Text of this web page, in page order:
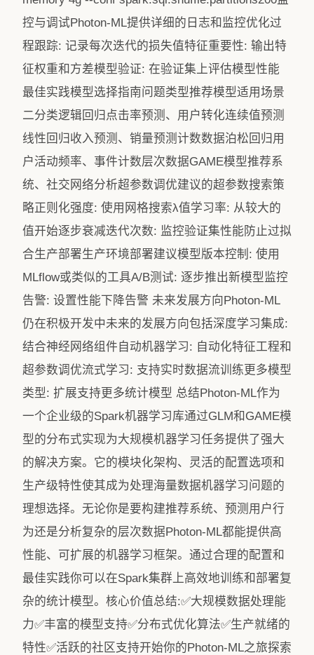
控与调试Photon-ML提供详细的日志和监控优化过
程跟踪: 记录每次迭代的损失值特征重要性: 输出特
征权重和方差模型验证: 在验证集上评估模型性能
最佳实践模型选择指南问题类型推荐模型适用场景
二分类逻辑回归点击率预测、用户转化连续值预测
线性回归收入预测、销量预测计数数据泊松回归用
户活动频率、事件计数层次数据GAME模型推荐系
统、社交网络分析超参数调优建议的超参数搜索策
略正则化强度: 使用网格搜索λ值学习率: 从较大的
值开始逐步衰减迭代次数: 监控验证集性能防止过拟
合生产部署生产环境部署建议模型版本控制: 使用
MLflow或类似的工具A/B测试: 逐步推出新模型监控
告警: 设置性能下降告警 未来发展方向Photon-ML
仍在积极开发中未来的发展方向包括深度学习集成:
结合神经网络组件自动机器学习: 自动化特征工程和
超参数调优流式学习: 支持实时数据流训练更多模型
类型: 扩展支持更多统计模型 总结Photon-ML作为
一个企业级的Spark机器学习库通过GLM和GAME模
型的分布式实现为大规模机器学习任务提供了强大
的解决方案。它的模块化架构、灵活的配置选项和
生产级特性使其成为处理海量数据机器学习问题的
理想选择。无论你是要构建推荐系统、预测用户行
为还是分析复杂的层次数据Photon-ML都能提供高
性能、可扩展的机器学习框架。通过合理的配置和
最佳实践你可以在Spark集群上高效地训练和部署复
杂的统计模型。核心价值总结:✅大规模数据处理能
力✅丰富的模型支持✅分布式优化算法✅生产就绪的
特性✅活跃的社区支持开始你的Photon-ML之旅探索